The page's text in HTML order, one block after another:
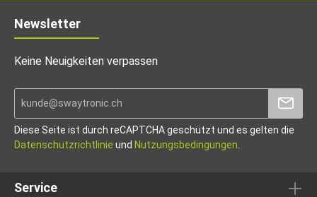
Newsletter
Keine Neuigkeiten verpassen
Diese Seite ist durch reCAPTCHA geschützt und es gelten die
Datenschutzrichtlinie und Nutzungsbedingungen
Service